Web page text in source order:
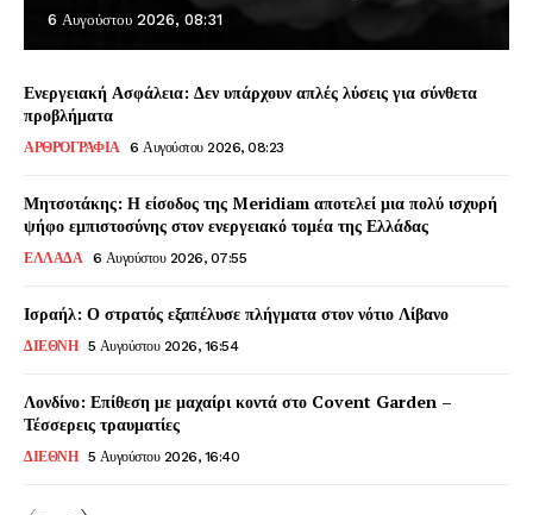
6 Αυγούστου 2026, 08:31
Ενεργειακή Ασφάλεια: Δεν υπάρχουν απλές λύσεις για σύνθετα
προβλήματα
ΑΡΘΡΟΓΡΑΦΙΑ 6 Αυγούστου 2026, 08:23
Μητσοτάκης: Η είσοδος της Meridiam αποτελεί μια πολύ ισχυρή
ψήφο εμπιστοσύνης στον ενεργειακό τομέα της Ελλάδας
ΕΛΛΑΔΑ 6 Αυγούστου 2026, 07:55
Ισραήλ: Ο στρατός εξαπέλυσε πλήγματα στον νότιο Λίβανο
ΔΙΕΘΝΗ 5 Αυγούστου 2026, 16:54
Λονδίνο: Επίθεση με μαχαίρι κοντά στο Covent Garden –
Τέσσερεις τραυματίες
ΔΙΕΘΝΗ 5 Αυγούστου 2026, 16:40